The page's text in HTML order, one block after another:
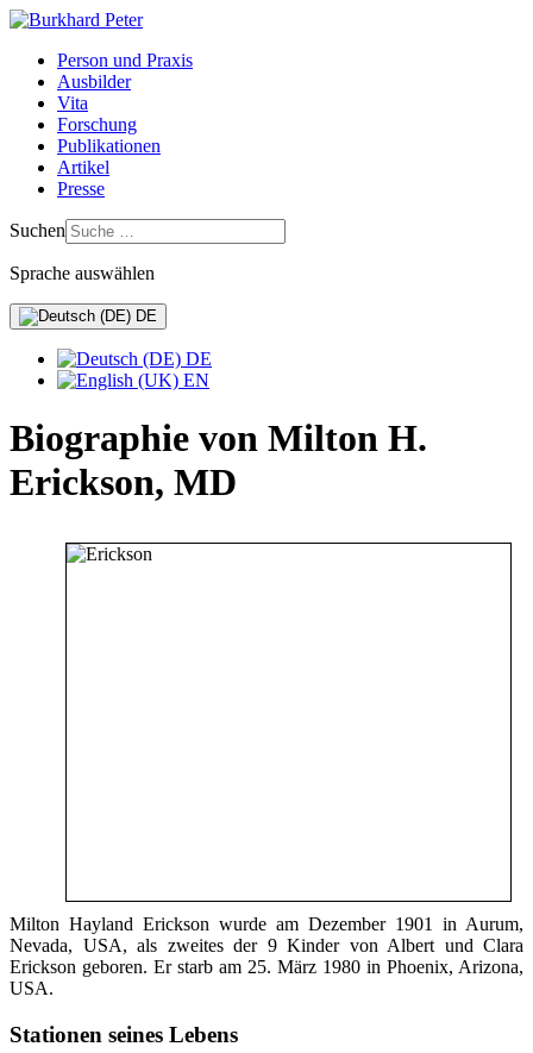
Person und Praxis
Ausbilder
Vita
Forschung
Publikationen
Artikel
Presse
Suchen
Sprache auswählen
DE
DE
EN
Biographie von Milton H.
Erickson, MD
Milton Hayland Erickson wurde am Dezember 1901 in Aurum,
Nevada, USA, als zweites der 9 Kinder von Albert und Clara
Erickson geboren. Er starb am 25. März 1980 in Phoenix, Arizona,
USA.
Stationen seines Lebens